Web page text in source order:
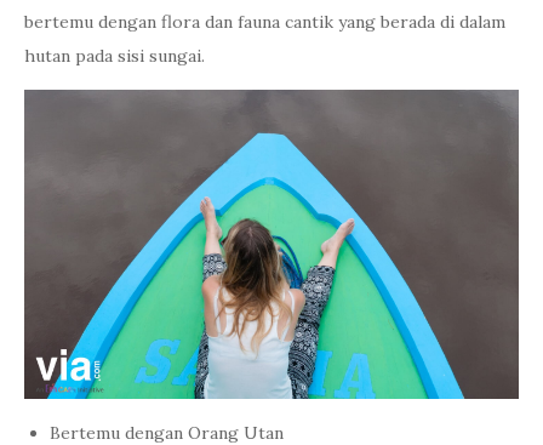
bertemu dengan flora dan fauna cantik yang berada di dalam
hutan pada sisi sungai.
Bertemu dengan Orang Utan